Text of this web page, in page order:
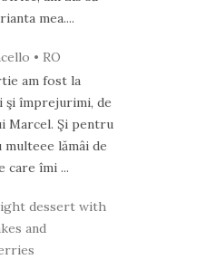
mea....
• RO
am fost la
şi împrejurimi, de
Marcel. Şi pentru
lămâi de
care îmi ...
dessert with
and